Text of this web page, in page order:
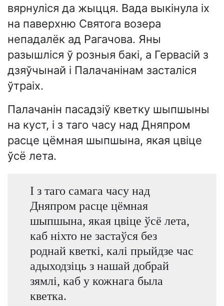
вярнуліся да жыцця. Вада выкінула іх
на паверхню Святога возера
непадалёк ад Рагачова. Яны
разышліся ў розныя бакі, а Гервасій з
дзяўчынай і Палачанінам засталіся
ўтраіх.
Палачанін пасадзіў кветку шыпшыны
на куст, і з таго часу над Дняпром
расце цёмная шыпшына, якая цвіце
ўсё лета.
І з таго самага часу над
Дняпром расце цёмная
шыпшына, якая цвіце ўсё лета,
каб ніхто не застаўся без
роднай кветкі, калі прыйдзе час
адыходзіць з нашай добрай
зямлі, каб у кожнага была
кветка.